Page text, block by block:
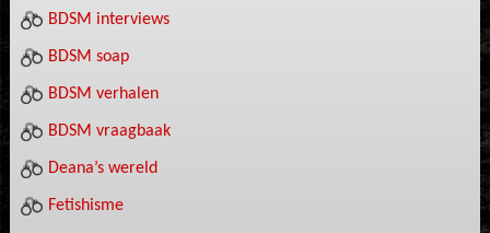
BDSM interviews
BDSM soap
BDSM verhalen
BDSM vraagbaak
Deana’s wereld
Fetishisme